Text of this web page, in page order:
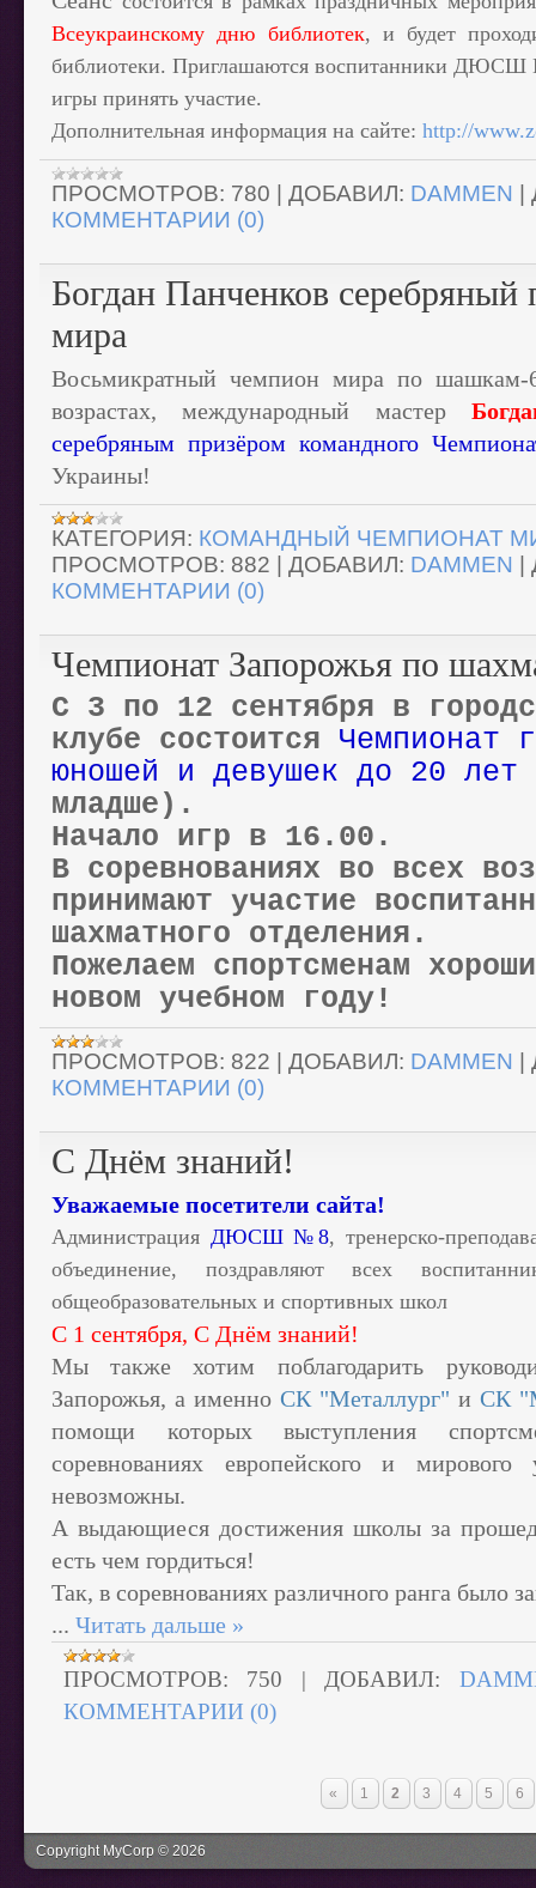
Всеукраинскому дню библиотек, и будет
библиотеки. Приглашаются воспитанники ДЮСШ
игры принять участие.
Дополнительная информация на сайте: http://
ПРОСМОТРОВ: 780 ДОБАВИЛ: DAMMEN
КОММЕНТАРИИ (0)
Богдан Панченков серебряный
мира
Восьмикратный чемпион мира по
возрастах, международный мастер
серебряным призёром командного
Украины!
КАТЕГОРИЯ: КОМАНДНЫЙ ЧЕМПИОНАТ
ПРОСМОТРОВ: 882 ДОБАВИЛ: DAMMEN
КОММЕНТАРИИ (0)
Чемпионат Запорожья по
С 3 по 12 сентября в
клубе состоится Чемпионат
юношей и девушек до 20 лет
младше).
Начало игр в 16.00.
В соревнованиях во всех
принимают участие
шахматного отделения.
Пожелаем спортсменам
новом учебном году!
ПРОСМОТРОВ: 822 ДОБАВИЛ: DAMMEN
КОММЕНТАРИИ (0)
С Днём знаний!
Уважаемые посетители сайта!
Администрация ДЮСШ №8, тренерско-
объединение, поздравляют всех
общеобразовательных и спортивных школ
С 1 сентября, С Днём знаний!
Мы также хотим поблагодарить
Запорожья, а именно СК "Металлург" и СК
помощи которых выступления
соревнованиях европейского и
невозможны.
А выдающиеся достижения школы за
есть чем гордиться!
Так, в соревнованиях различного ранга было
... Читать дальше »
ПРОСМОТРОВ: 750 | ДОБАВИЛ:
КОММЕНТАРИИ (0)
« 1 2 3 4 5 6
Copyright MyCorp © 2026